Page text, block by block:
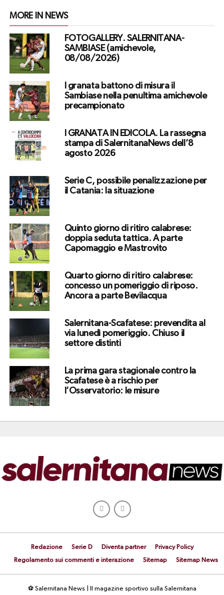
MORE IN NEWS
FOTOGALLERY. SALERNITANA-
SAMBIASE (amichevole,
08/08/2026)
I granata battono di misura il
Sambiase nella penultima amichevole
precampionato
I GRANATA IN EDICOLA. La rassegna
stampa di SalernitanaNews dell’8
agosto 2026
Serie C, possibile penalizzazione per
il Catania: la situazione
Quinto giorno di ritiro calabrese:
doppia seduta tattica. A parte
Capomaggio e Mastrovito
Quarto giorno di ritiro calabrese:
concesso un pomeriggio di riposo.
Ancora a parte Bevilacqua
Salernitana-Scafatese: prevendita al
via lunedì pomeriggio. Chiuso il
settore distinti
La prima gara stagionale contro la
Scafatese è a rischio per
l’Osservatorio: le misure
Redazione Serie D Diventa partner
Privacy Policy
Regolamento sui commenti e interazione
Sitemap Sitemap News
⚽ Salernitana News | Il magazine sportivo sulla Salernitana